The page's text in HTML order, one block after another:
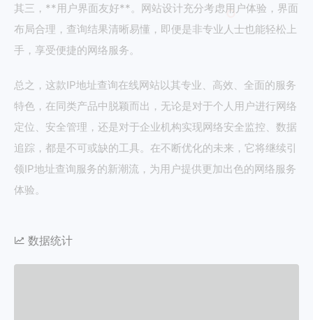
其三，**用户界面友好**。网站设计充分考虑用户体验，界面
布局合理，查询结果清晰易懂，即便是非专业人士也能轻松上
手，享受便捷的网络服务。
总之，这款IP地址查询在线网站以其专业、高效、全面的服务
特色，在同类产品中脱颖而出，无论是对于个人用户进行网络
定位、安全管理，还是对于企业机构实现网络安全监控、数据
追踪，都是不可或缺的工具。在不断优化的未来，它将继续引
领IP地址查询服务的新潮流，为用户提供更加出色的网络服务
体验。
数据统计